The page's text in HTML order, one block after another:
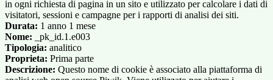
in ogni richiesta di pagina in un sito e utilizzato per calcolare i dati di
visitatori, sessioni e campagne per i rapporti di analisi dei siti.
Durata: 1 anno 1 mese
Nome: _pk_id.1.e003
Tipologia: analitico
Proprieta: Prima parte
Descrizione: Questo nome di cookie è associato alla piattaforma di